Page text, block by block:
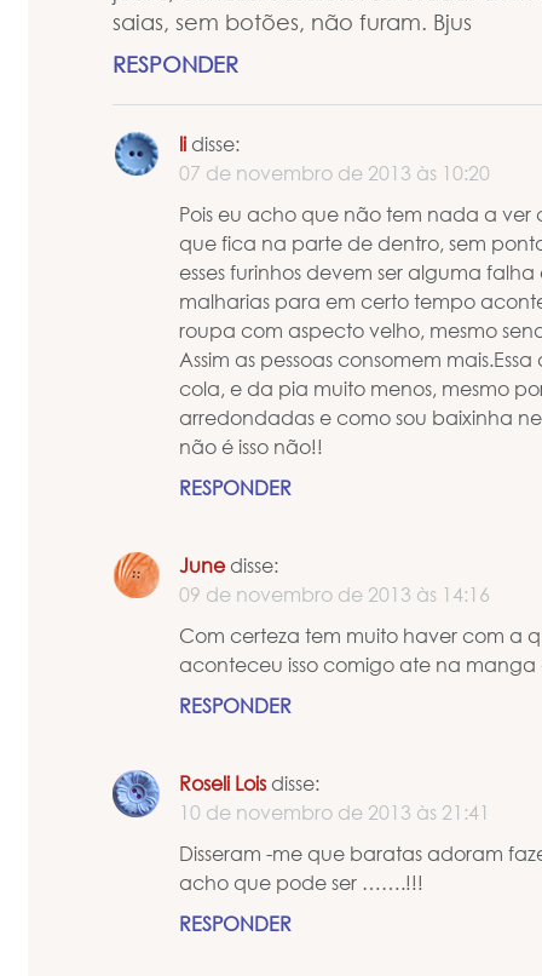
saias, sem botões, não furam. Bjus
RESPONDER
lidisse:
07 de novembro de 2013 às 10:20
Pois eu acho que não tem nada a
que fica na parte de dentro, sem
esses furinhos devem ser alguma
malharias para em certo tempo
roupa com aspecto velho, mesmo
Assim as pessoas consomem
cola, e da pia muito menos, mesmo
arredondadas e como sou baixinha
não é isso não!!
RESPONDER
Junedisse:
09 de novembro de 2013 às 14:16
Com certeza tem muito haver com a
aconteceu isso comigo ate na manga
RESPONDER
Roseli Lois disse:
10 de novembro de 2013 às 21:41
Disseram -me que baratas adoram
acho que pode ser …….!!!
RESPONDER